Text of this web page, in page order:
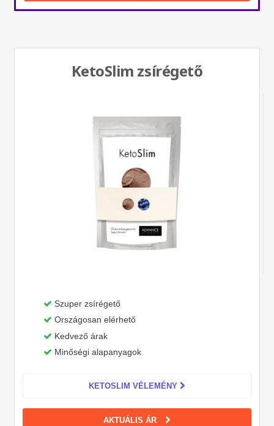
KetoSlim zsírégető
Szuper zsírégető
Országosan elérhető
Kedvező árak
Minőségi alapanyagok
KETOSLIM VÉLEMÉNY
AKTUÁLIS ÁR